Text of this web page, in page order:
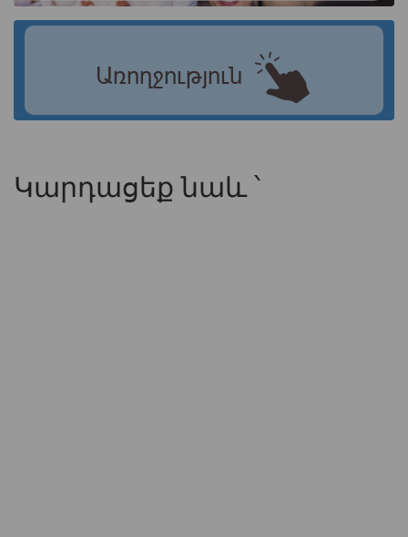
Առողջություն
Կարդացեք նաև ՝